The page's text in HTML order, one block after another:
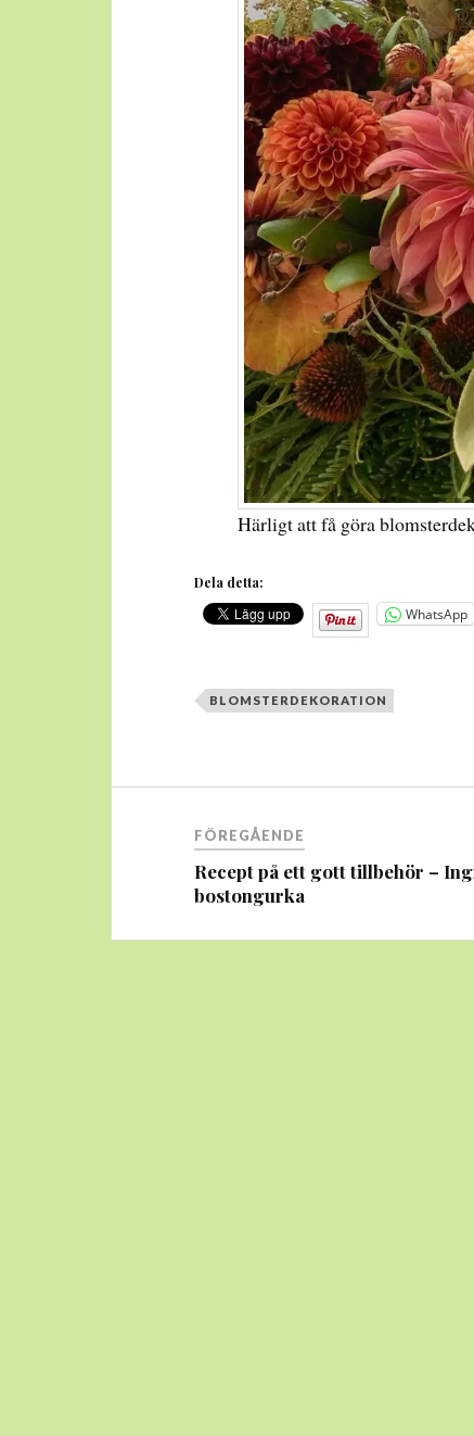
Härligt att få göra
Dela detta:
WhatsApp
BLOMSTERDEKORATION
FÖREGÅENDE
Recept på ett gott tillbehör –
bostongurka